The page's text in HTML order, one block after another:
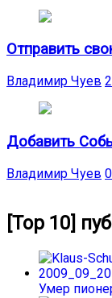
Отправить
Владимир Чуев
Добавить
Владимир Чуев
[Top 10]
Умер